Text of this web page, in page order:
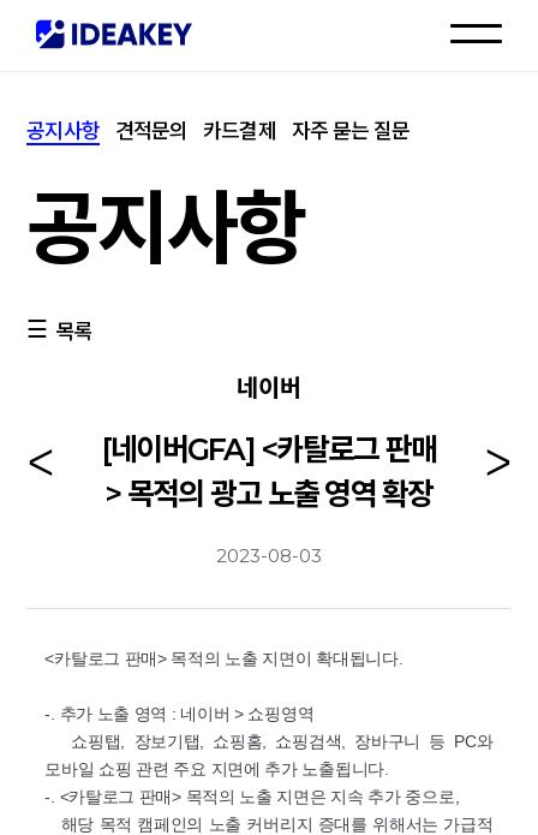
고객센터
공지사항 견적문의 카드결제 자주 묻는 질문
공지사항
목록
네이버
[네이버GFA] <카탈로그 판매
> 목적의 광고 노출 영역 확장
2023-08-03
<카탈로그 판매> 목적의 노출 지면이 확대됩니다.
-. 추가 노출 영역 : 네이버 > 쇼핑영역
쇼핑탭, 장보기탭, 쇼핑홈, 쇼핑검색, 장바구니 등 PC와
모바일 쇼핑 관련 주요 지면에 추가 노출됩니다.
-. <카탈로그 판매> 목적의 노출 지면은 지속 추가 중으로,
해당 목적 캠페인의 노출 커버리지 증대를 위해서는 가급적